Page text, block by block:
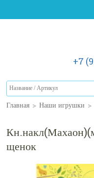
+7
Главная > Наши игрушки >
щенок